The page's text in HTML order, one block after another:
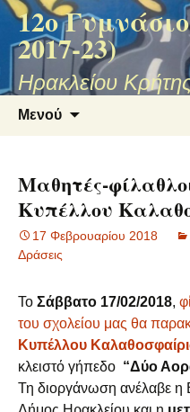
12ο
2017-23)
Ηρακλείου
Μενού
Μαθητές-
Κυπέλλου
17 Φεβρουαρίου 2018
Δράσεις
Το Σάββατο 17/02/2018,
του σχολείου μας θα
Κυπέλλου
κλειστό γήπεδο “Δύο
Τη διοργάνωση ανέλαβε η